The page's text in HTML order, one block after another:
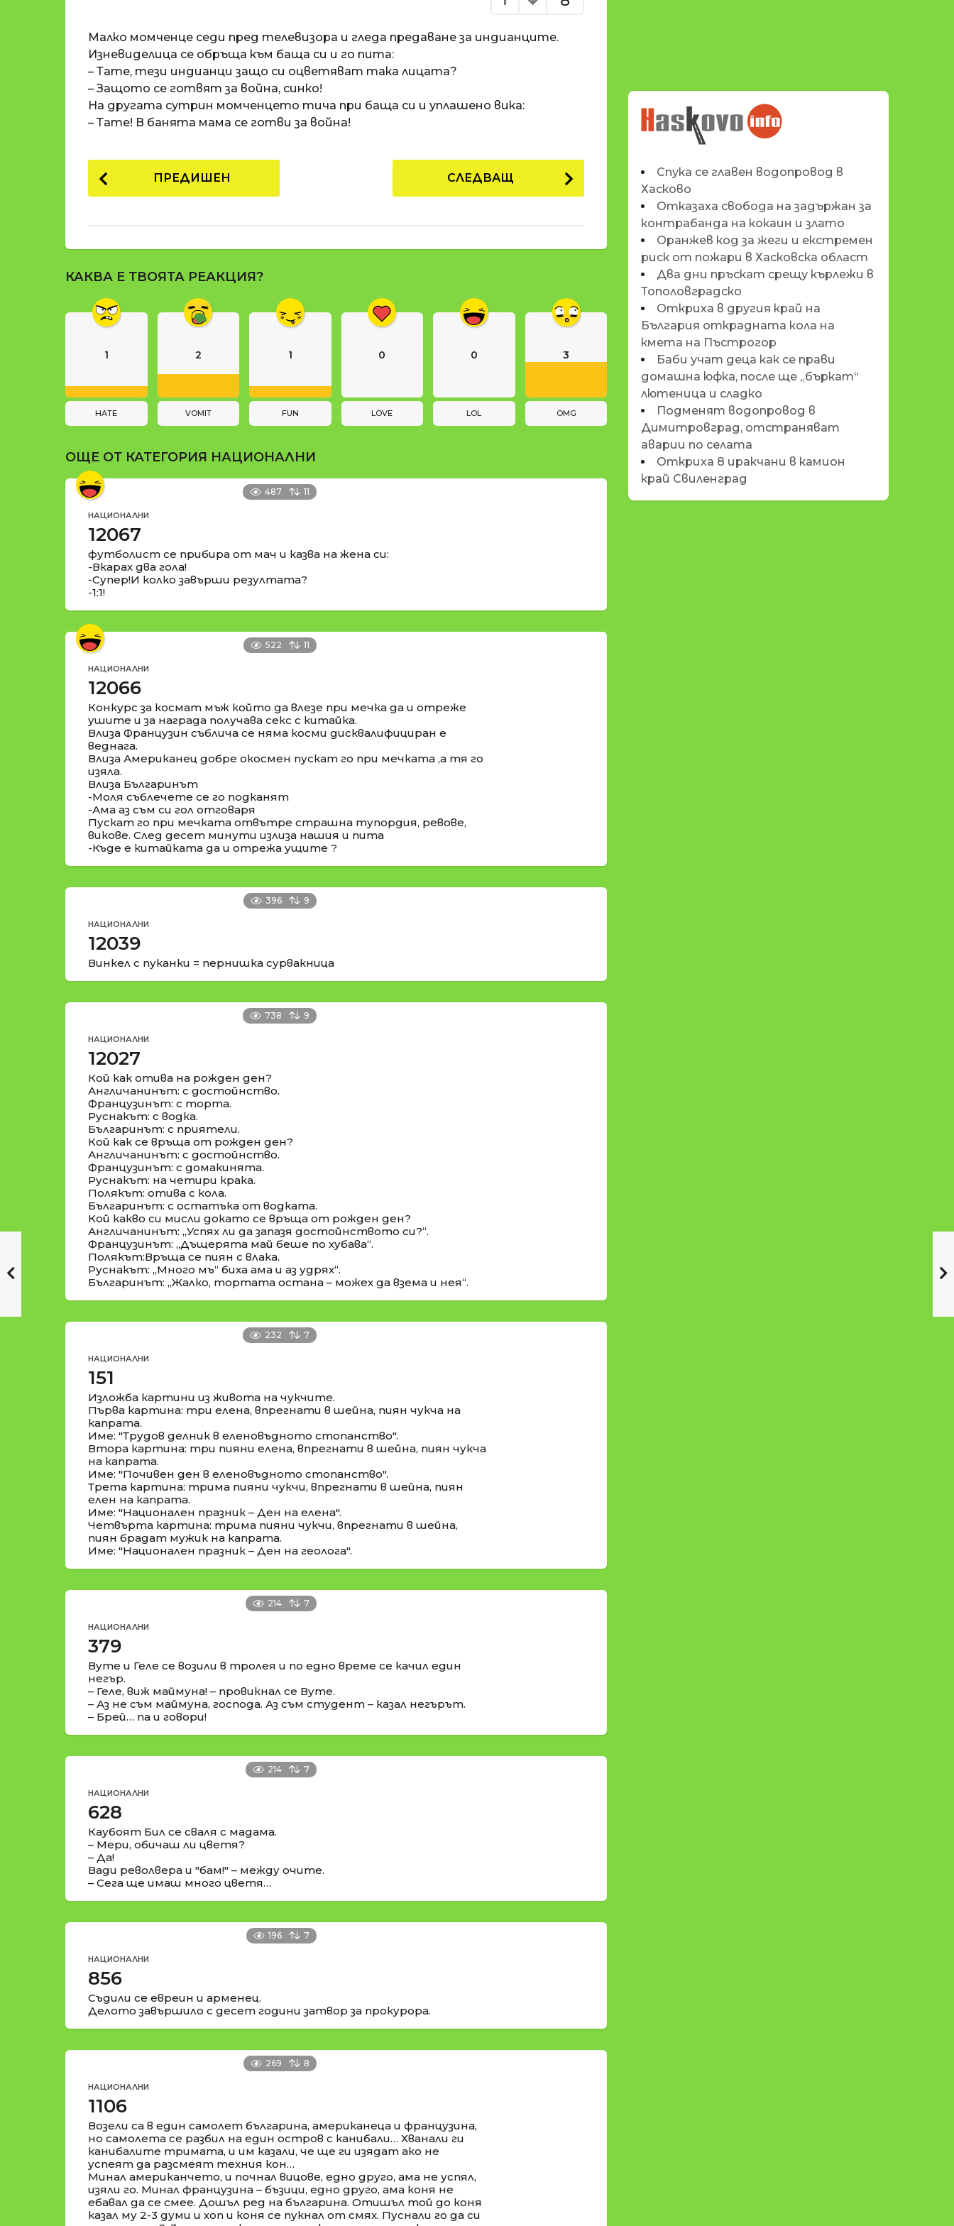
п
р
и
и
п
р
д
и
a
t
Малко момченце седи пред телевизора и гледа предаване за индианците.
Изневиделица се обръща към баща си и го пита:
– Тате, тези индианци защо си оцветяват така лицата?
– Защото се готвят за война, синко!
На другата сутрин момченцето тича при баща си и уплашено вика:
– Тате! В банята мама се готви за война!
P
o
a
g
t
i
n
ПРЕДИШЕН СЛЕДВАЩ
КАКВА Е ТВОЯТА РЕАКЦИЯ?
1
HATE
2
VOMIT
1
FUN
0
LOVE
0
LOL
3
OMG
ОЩЕ ОТ КАТЕГОРИЯ НАЦИОНАЛНИ
487 11
НАЦИОНАЛНИ
12067
футболист се прибира от мач и казва на жена си:
-Вкарах два гола!
-Супер!И колко завърши резултата?
-1:1!
522 11
НАЦИОНАЛНИ
12066
Конкурс за космат мъж който да влезе при мечка да и отреже
ушите и за награда получава секс с китайка.
Влиза Французин съблича се няма косми дисквалифициран е
веднага.
Влиза Американец добре окосмен пускат го при мечката ,а тя го
изяла.
Влиза Българинът
-Моля съблечете се го подканят
-Ама аз съм си гол отговаря
Пускат го при мечката отвътре страшна тупордия, ревове,
викове. След десет минути излиза нашия и пита
-Къде е китайката да и отрежа ущите ?
396 9
НАЦИОНАЛНИ
12039
Винкел с пуканки = пернишка сурвакница
738 9
НАЦИОНАЛНИ
12027
Кой как отива на рожден ден?
Англичанинът: с достойнство.
Французинът: с торта.
Руснакът: с водка.
Българинът: с приятели.
Кой как се връща от рожден ден?
Англичанинът: с достойнство.
Французинът: с домакинята.
Руснакът: на четири крака.
Полякът: отива с кола.
Българинът: с остатъка от водката.
Кой какво си мисли докато се връща от рожден ден?
Англичанинът: „Успях ли да запазя достойнството си?“.
Французинът: „Дъщерята май беше по хубава“.
Полякът:Връща се пиян с влака.
Руснакът: „Много мъ“ биха ама и аз удрях“.
Българинът: „Жалко, тортата остана – можех да взема и нея“.
232 7
НАЦИОНАЛНИ
151
Изложба картини из живота на чукчите.
Първа картина: три елена, впрегнати в шейна, пиян чукча на
капрата.
Име: "Трудов делник в еленовъдното стопанство".
Втора картина: три пияни елена, впрегнати в шейна, пиян чукча
на капрата.
Име: "Почивен ден в еленовъдното стопанство".
Трета картина: трима пияни чукчи, впрегнати в шейна, пиян
елен на капрата.
Име: "Национален празник – Ден на елена".
Четвърта картина: трима пияни чукчи, впрегнати в шейна,
пиян брадат мужик на капрата.
Име: "Национален празник – Ден на геолога".
214 7
НАЦИОНАЛНИ
379
Вуте и Геле се возили в тролея и по едно време се качил един
негър.
– Геле, виж маймуна! – провикнал се Вуте.
– Аз не съм маймуна, господа. Аз съм студент – казал негърът.
– Брей… па и говори!
214 7
НАЦИОНАЛНИ
628
Каубоят Бил се сваля с мадама.
– Мери, обичаш ли цветя?
– Да!
Вади револвера и "бам!" – между очите.
– Сега ще имаш много цветя…
196 7
НАЦИОНАЛНИ
856
Съдили се евреин и арменец.
Делото завършило с десет години затвор за прокурора.
269 8
НАЦИОНАЛНИ
1106
Возели са в един самолет българина, американeца и французина,
но самолета се разбил на един остров с канибали… Хванали ги
канибалите тримата, и им казали, че ще ги изядат ако не
успеят да разсмеят техния кон…
Минал американчето, и почнал вицове, едно друго, ама не успял,
изяли го. Минал французина – бъзици, едно друго, ама коня не
ебавал да се смее. Дошъл ред на българина. Отишъл той до коня
казал му 2-3 думи и хоп и коня се пукнал от смях. Пуснали го да си
НОВИНИТЕ НА
HASKOVO.INFO
Спука се главен водопровод в
Хасково
Отказаха свобода на задържан за
контрабанда на кокаин и злато
Оранжев код за жеги и екстремен
риск от пожари в Хасковска област
Два дни пръскат срещу кърлежи в
Тополовградско
Откриха в другия край на
България открадната кола на
кмета на Пъстрогор
Баби учат деца как се прави
домашна юфка, после ще „бъркат“
лютеница и сладко
Подменят водопровод в
Димитровград, отстраняват
аварии по селата
Откриха 8 иракчани в камион
край Свиленград